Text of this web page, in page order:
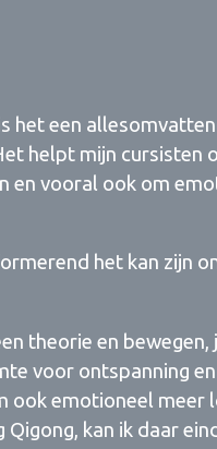
het een
helpt mijn cursisten
en vooral ook om
het kan zijn
theorie en
voor ontspanning
emotioneel meer
Qigong, kan ik daar